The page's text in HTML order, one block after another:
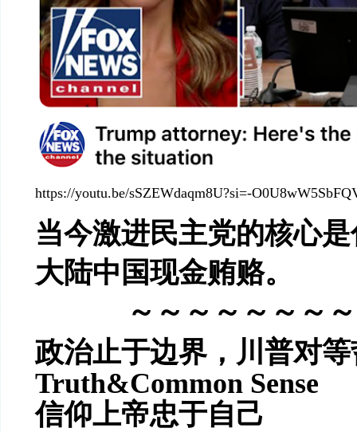
https://youtu.be/sSZEWdaqm8U?si=-
当今激进民主党的核心
大陆中国现金贿赂。
～～～～～～～
政治止于边界， 川普对
Truth&Common Sense
信仰上帝忠于自己